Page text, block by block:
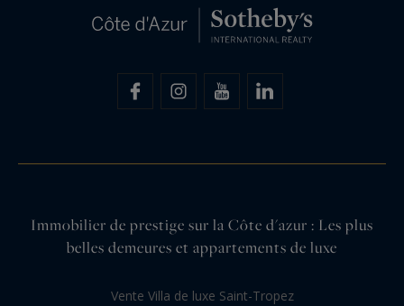
Immobilier de prestige sur la Côte d'azur : Les plus
belles demeures et appartements de luxe
Vente Villa de luxe Saint-Tropez